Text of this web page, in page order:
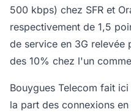
500 kbps) chez SFR et
respectivement de 1,5
de service en 3G relevée
des 10% chez l'un
Bouygues Telecom fait
la part des connexions